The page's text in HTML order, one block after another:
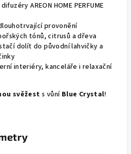
AREON HOME PERFUME
provonění
tónů, citrusů a dřeva
dolít do původní lahvičky a
interiéry, kanceláře i relaxační
svěžests vůní Blue Crystal!